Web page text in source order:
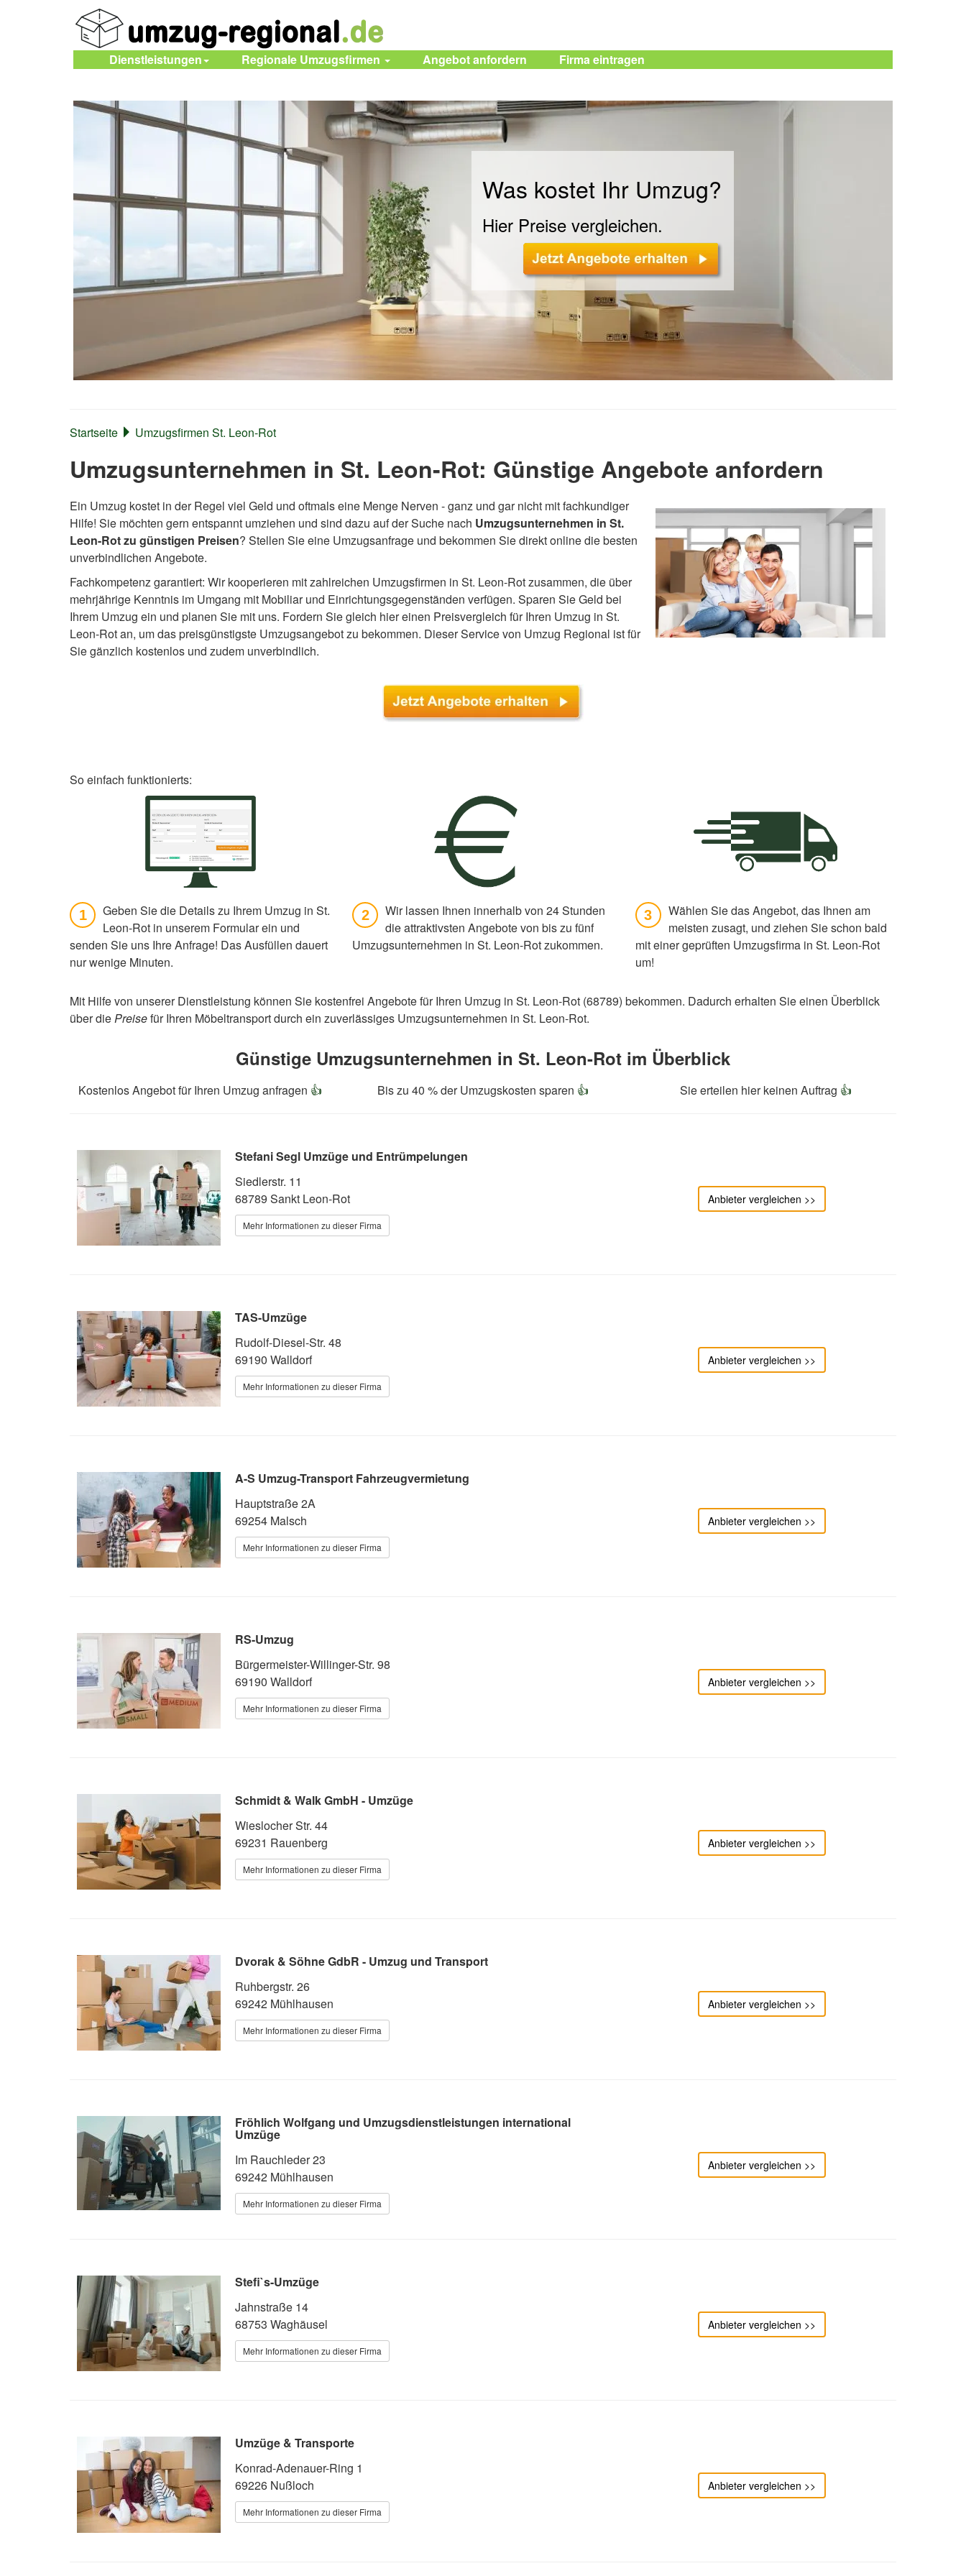
Dienstleistungen Regionale Umzugsfirmen Angebot anfordern Firma eintragen
Was kostet Ihr Umzug?
Hier Preise vergleichen.
Startseite Umzugsfirmen St. Leon-Rot
Umzugsunternehmen in St. Leon-Rot: Günstige Angebote anfordern
Ein Umzug kostet in der Regel viel Geld und oftmals eine Menge Nerven - ganz und gar nicht mit fachkundiger
Hilfe! Sie möchten gern entspannt umziehen und sind dazu auf der Suche nach Umzugsunternehmen in St.
Leon-Rot zu günstigen Preisen? Stellen Sie eine Umzugsanfrage und bekommen Sie direkt online die besten
unverbindlichen Angebote.
Fachkompetenz garantiert: Wir kooperieren mit zahlreichen Umzugsfirmen in St. Leon-Rot zusammen, die über
mehrjährige Kenntnis im Umgang mit Mobiliar und Einrichtungsgegenständen verfügen. Sparen Sie Geld bei
Ihrem Umzug ein und planen Sie mit uns. Fordern Sie gleich hier einen Preisvergleich für Ihren Umzug in St.
Leon-Rot an, um das preisgünstigste Umzugsangebot zu bekommen. Dieser Service von Umzug Regional ist für
Sie gänzlich kostenlos und zudem unverbindlich.
So einfach funktionierts:
1
Geben Sie die Details zu Ihrem Umzug in St.
Leon-Rot in unserem Formular ein und
senden Sie uns Ihre Anfrage! Das Ausfüllen dauert
nur wenige Minuten.
2
Wir lassen Ihnen innerhalb von 24 Stunden
die attraktivsten Angebote von bis zu fünf
Umzugsunternehmen in St. Leon-Rot zukommen.
3
Wählen Sie das Angebot, das Ihnen am
meisten zusagt, und ziehen Sie schon bald
mit einer geprüften Umzugsfirma in St. Leon-Rot
um!
Mit Hilfe von unserer Dienstleistung können Sie kostenfrei Angebote für Ihren Umzug in St. Leon-Rot (68789) bekommen. Dadurch erhalten Sie einen Überblick
über diePreisefür Ihren Möbeltransport durch ein zuverlässiges Umzugsunternehmen in St. Leon-Rot.
Günstige Umzugsunternehmen in St. Leon-Rot im Überblick
Kostenlos Angebot für Ihren Umzug anfragen 👍 Bis zu 40 % der Umzugskosten sparen 👍 Sie erteilen hier keinen Auftrag 👍
Stefani Segl Umzüge und Entrümpelungen
Siedlerstr. 11
68789 Sankt Leon-Rot
Mehr Informationen zu dieser Firma
Anbieter vergleichen >>
TAS-Umzüge
Rudolf-Diesel-Str. 48
69190 Walldorf
Mehr Informationen zu dieser Firma
Anbieter vergleichen >>
A-S Umzug-Transport Fahrzeugvermietung
Hauptstraße 2A
69254 Malsch
Mehr Informationen zu dieser Firma
Anbieter vergleichen >>
RS-Umzug
Bürgermeister-Willinger-Str. 98
69190 Walldorf
Mehr Informationen zu dieser Firma
Anbieter vergleichen >>
Schmidt & Walk GmbH - Umzüge
Wieslocher Str. 44
69231 Rauenberg
Mehr Informationen zu dieser Firma
Anbieter vergleichen >>
Dvorak & Söhne GdbR - Umzug und Transport
Ruhbergstr. 26
69242 Mühlhausen
Mehr Informationen zu dieser Firma
Anbieter vergleichen >>
Fröhlich Wolfgang und Umzugsdienstleistungen international
Umzüge
Im Rauchleder 23
69242 Mühlhausen
Mehr Informationen zu dieser Firma
Anbieter vergleichen >>
Stefi`s-Umzüge
Jahnstraße 14
68753 Waghäusel
Mehr Informationen zu dieser Firma
Anbieter vergleichen >>
Umzüge & Transporte
Konrad-Adenauer-Ring 1
69226 Nußloch
Mehr Informationen zu dieser Firma
Anbieter vergleichen >>